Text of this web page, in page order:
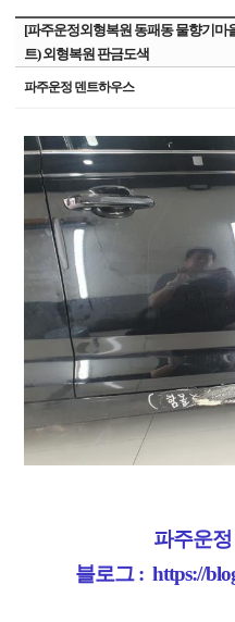
[파주운정외형복원 동패동 물향기마
트) 외형복원 판금도색
파주운정 덴트하우스
파주운
블로그 : https://